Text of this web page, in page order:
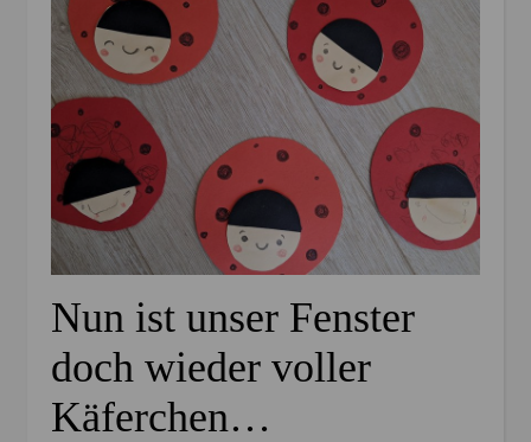
Nun ist unser Fenster
doch wieder voller
Käferchen…